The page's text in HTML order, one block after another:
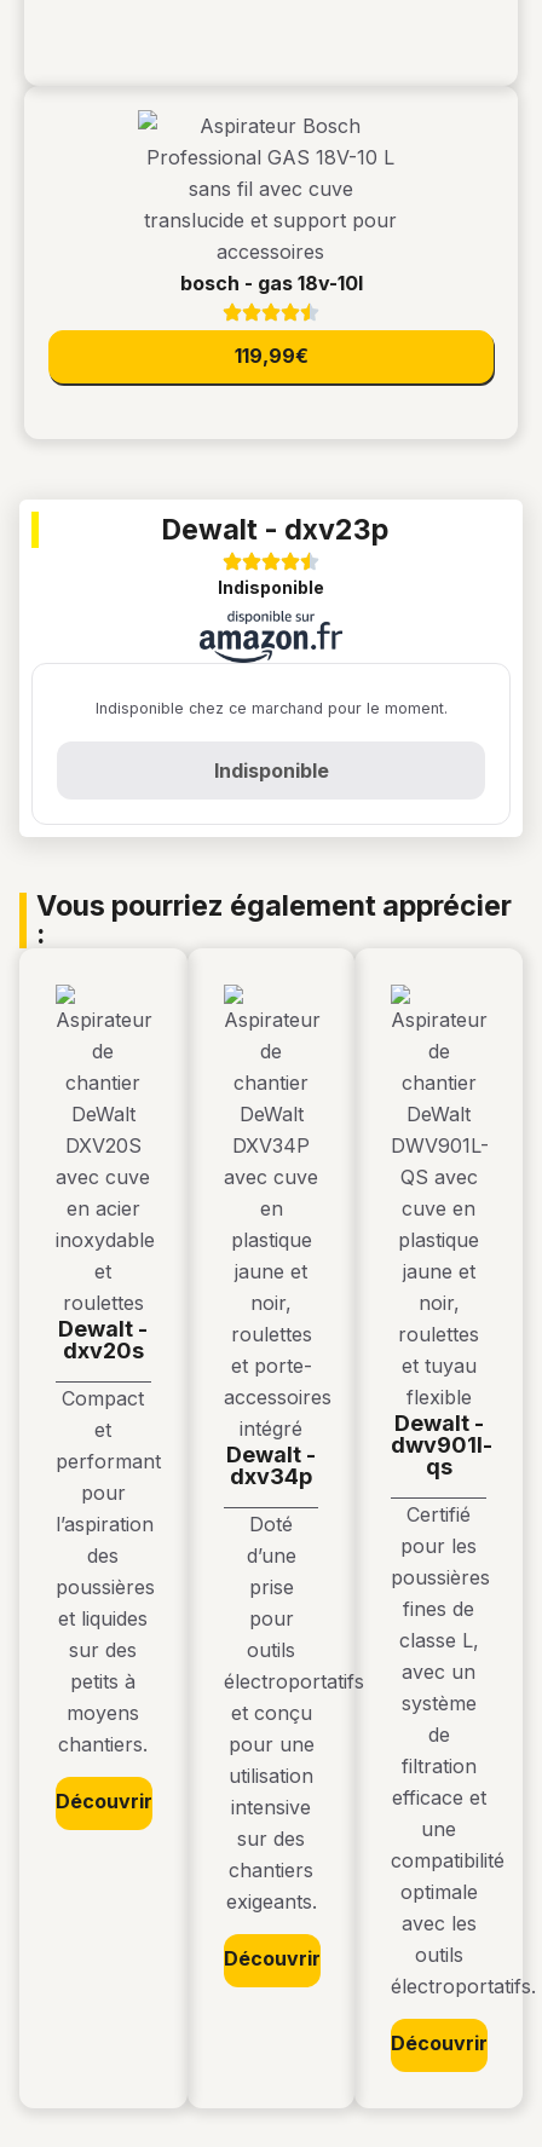
bosch - gas 18v-10l
119,99€
dewalt - dxv23p
indisponible
Indisponible chez ce marchand pour le moment.
Indisponible
vous pourriez également apprécier
:
dewalt -
dxv20s
Compact
et
performant
pour
l’aspiration
des
poussières
et liquides
sur des
petits à
moyens
chantiers.
Découvrir
dewalt -
dxv34p
Doté
d’une
prise
pour
outils
électroportatifs
et conçu
pour une
utilisation
intensive
sur des
chantiers
exigeants.
Découvrir
dewalt -
dwv901l-
qs
Certifié
pour les
poussières
fines de
classe L,
avec un
système
de
filtration
efficace et
une
compatibilité
optimale
avec les
outils
électroportatifs.
Découvrir